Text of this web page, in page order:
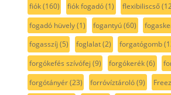
fiók(160) fiók fogadó(1) flexibiliscső
fogadó hüvely(1) fogantyú(60)
fogasszíj (5) foglalat(2) forgatógomb
forgókefés szívófej (9) forgókerék(6)
forgótányér(23) forróvíztároló(9)